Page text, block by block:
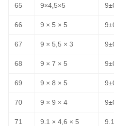
65 9×4,5×5
66 9 × 5 × 5
67 9 × 5,5 × 3
68 9 × 7 × 5
69 9 × 8 × 5
70 9 × 9 × 4
71 9.1 × 4,6 × 5